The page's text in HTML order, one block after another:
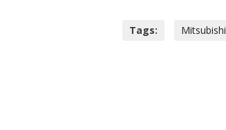
Tags: Mitsubishi